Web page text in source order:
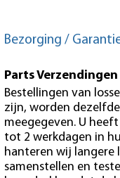
Bezorging /
Parts Verzendingen
Bestellingen van
zijn, worden
meegegeven. U
tot 2 werkdagen in
hanteren wij langere
samenstellen en